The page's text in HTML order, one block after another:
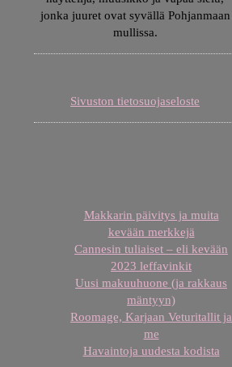
jonka juuret ovat syvällä Pohjanmaan
mullissa.
Sivuston tietosuojaseloste
Makkarin päivitys ja muita
kevään merkkejä
Cannesin tuliaiset – eli kevään
2023 leffavinkit
Uusi makuuhuone (ja rakkaus
mäntyyn)
Roomage, Karjaan Veturitallit ja
me
Havaintoja uudesta kodista